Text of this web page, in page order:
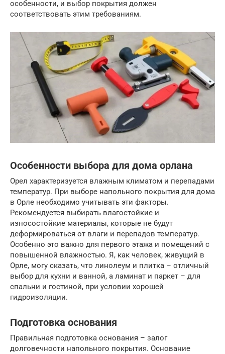
особенности, и выбор покрытия должен
соответствовать этим требованиям.
Особенности выбора для дома орлана
Орел характеризуется влажным климатом и перепадами
температур. При выборе напольного покрытия для дома
в Орле необходимо учитывать эти факторы.
Рекомендуется выбирать влагостойкие и
износостойкие материалы, которые не будут
деформироваться от влаги и перепадов температур.
Особенно это важно для первого этажа и помещений с
повышенной влажностью. Я, как человек, живущий в
Орле, могу сказать, что линолеум и плитка – отличный
выбор для кухни и ванной, а ламинат и паркет – для
спальни и гостиной, при условии хорошей
гидроизоляции.
Подготовка основания
Правильная подготовка основания – залог
долговечности напольного покрытия. Основание